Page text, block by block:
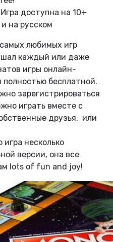
Игра доступна на 10+
на русском
любимых игр
каждый или даже
игры онлайн-
полностью бесплатной.
зарегистрироваться
играть вместе с
друзья, или
несколько
версии, она все
lots of fun and joy!